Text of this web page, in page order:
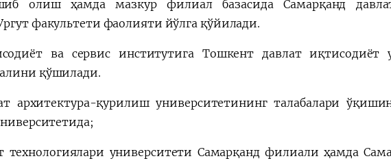
олиш ҳамда мазкур филиал базасида Самарқанд
факультети фаолияти йўлга қўйилади.
ва сервис институтига Тошкент давлат иқтисодиёт
қўшилади.
архитектура-қурилиш университетининг талабалари
технологиялари университети Самарқанд филиали ҳамда